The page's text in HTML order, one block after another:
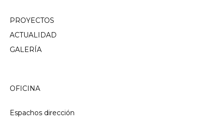
PROYECTOS
ACTUALIDAD
GALERÍA
OFICINA
Espachos dirección